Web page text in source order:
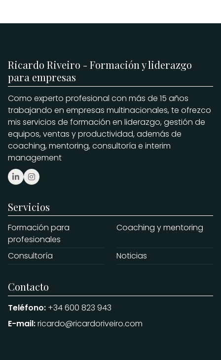
Ricardo Riveiro - Formación y liderazgo
para empresas
Como experto profesional con más de 15 años
trabajando en empresas multinacionales, te ofrezco
mis servicios de formación en liderazgo, gestión de
equipos, ventas y productividad, además de
coaching, mentoring, consultoría e interim
management
Servicios
Formación para
profesionales
Coaching y mentoring
Consultoría Noticias
Contacto
Teléfono: +34 600 823 943
E-mail:ricardo@ricardoriveiro.com